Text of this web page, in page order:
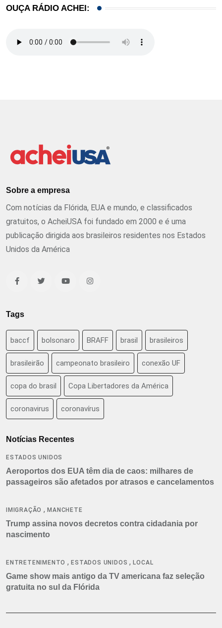
OUÇA RÁDIO ACHEI:
Sobre a empresa
Com notícias da Flórida, EUA e mundo, e classificados
gratuitos, o AcheiUSA foi fundado em 2000 e é uma
publicação dirigida aos brasileiros residentes nos Estados
Unidos da América
Tags
baccf bolsonaro BRAFF brasil brasileiros
brasileirão campeonato brasileiro conexão UF
copa do brasil Copa Libertadores da América
coronavirus coronavírus
Notícias Recentes
ESTADOS UNIDOS
Aeroportos dos EUA têm dia de caos: milhares de
passageiros são afetados por atrasos e cancelamentos
IMIGRAÇÃO ,MANCHETE
Trump assina novos decretos contra cidadania por
nascimento
ENTRETENIMENTO ,ESTADOS UNIDOS ,LOCAL
Game show mais antigo da TV americana faz seleção
gratuita no sul da Flórida